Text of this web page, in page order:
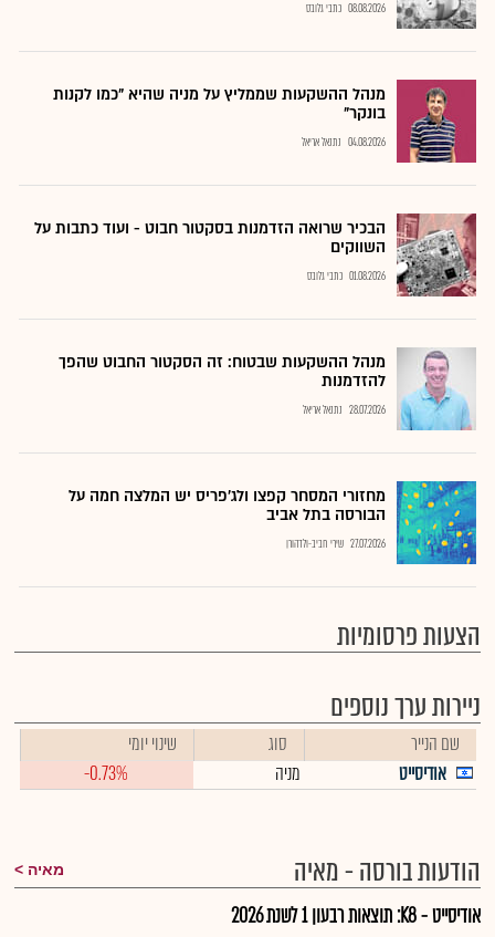
08.08.2026 כתבי גלובס
מנהל ההשקעות שממליץ על מניה שהיא "כמו לקנות
בונקר"
04.08.2026 נתנאל אריאל
הבכיר שרואה הזדמנות בסקטור חבוט - ועוד כתבות על
השווקים
01.08.2026 כתבי גלובס
מנהל ההשקעות שבטוח: זה הסקטור החבוט שהפך
להזדמנות
28.07.2026 נתנאל אריאל
מחזורי המסחר קפצו ולג'פריס יש המלצה חמה על
הבורסה בתל אביב
27.07.2026 שירי חביב-ולדהורן
הצעות פרסומיות
ניירות ערך נוספים
שם הנייר סוג
שינוי יומי
אודיסייט
מניה -0.73%
הודעות בורסה - מאיה מאיה
אודיסייט - K8: תוצאות רבעון 1 לשנת 2026